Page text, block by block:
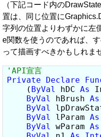
（下記コード内の
置は、同じ位置に
字列の位置よりわずかに左
e関数を使うのであれば、
って描画すべきかもしれま
Private
Declare
    (
ByVal hDC As
ByVal
hBrush As
ByVal
ByVal
lParam As
ByVal
wParam As